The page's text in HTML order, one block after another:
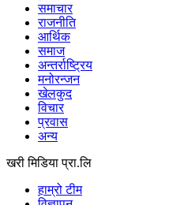
समाचार
राजनीति
आर्थिक
समाज
अन्तर्राष्ट्रिय
मनोरन्जन
खेलकुद
विचार
प्रवास
अन्य
खरी मिडिया प्रा.लि
हाम्रो टीम